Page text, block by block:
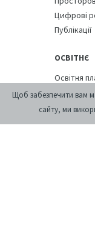
Цифрові
Публікації
ОСВІТНЄ
Освітня
Літні
Курси
Щоб забезпечити вам
сайту, ми